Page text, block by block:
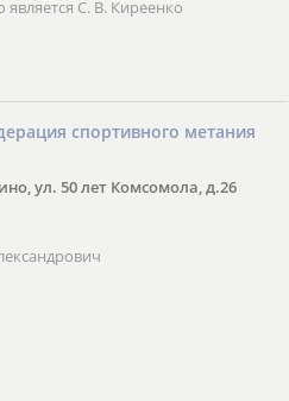
С. В. Киреенко
спортивного метания
ул. 50 лет Комсомола, д.26